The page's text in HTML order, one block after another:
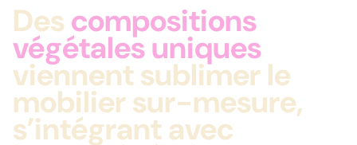
Des compositions
végétales uniques
viennent sublimer le
mobilier sur-mesure,
s’intégrant avec